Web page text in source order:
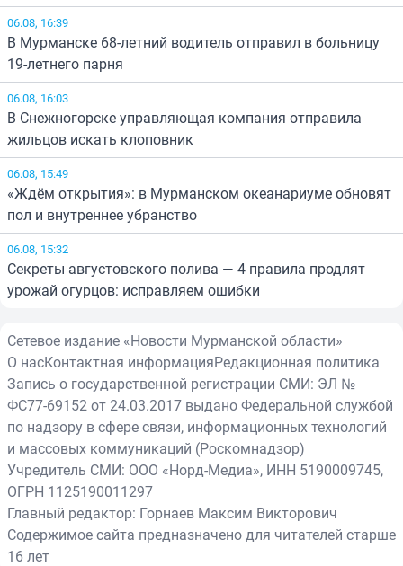
06.08, 16:39
В Мурманске 68-летний водитель отправил в больницу
19-летнего парня
06.08, 16:03
В Снежногорске управляющая компания отправила
жильцов искать клоповник
06.08, 15:49
«Ждём открытия»: в Мурманском океанариуме обновят
пол и внутреннее убранство
06.08, 15:32
Секреты августовского полива — 4 правила продлят
урожай огурцов: исправляем ошибки
Сетевое издание «Новости Мурманской области»
О насКонтактная информацияРедакционная политика
Запись о государственной регистрации СМИ: ЭЛ №
ФС77-69152 от 24.03.2017 выдано Федеральной службой
по надзору в сфере связи, информационных технологий
и массовых коммуникаций (Роскомнадзор)
Учредитель СМИ: ООО «Норд-Медиа», ИНН 5190009745,
ОГРН 1125190011297
Главный редактор: Горнаев Максим Викторович
Содержимое сайта предназначено для читателей старше
16 лет